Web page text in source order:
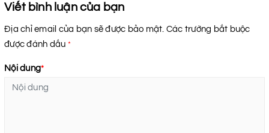
Viết bình luận của bạn
Địa chỉ email của bạn sẽ được bảo mật. Các trường bắt buộc
được đánh dấu *
Nội dung*